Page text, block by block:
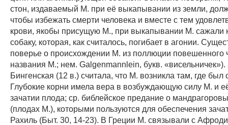
стон, издаваемый M. при её выкапывании из земли,
чтобы избежать смерти человека и вместе с тем
крови, якобы присущую M., при выкапывании M. сажали
собаку, которая, как считалось, погибает в агонии.
поверье о происхождении M. из поллюции повешенного
названия M.; нем. Galgenmannlein, букв.
Бингенская (12 в.) считала, что M. возникла там, где
Глубокие корни имела вера в возбуждающую силу M. и
зачатии плода; ср. библейское предание о
(плодах M.), которыми пользуются для обеспечения
Рахиль (Быт. 30, 14-23). В Греции M. связывали с